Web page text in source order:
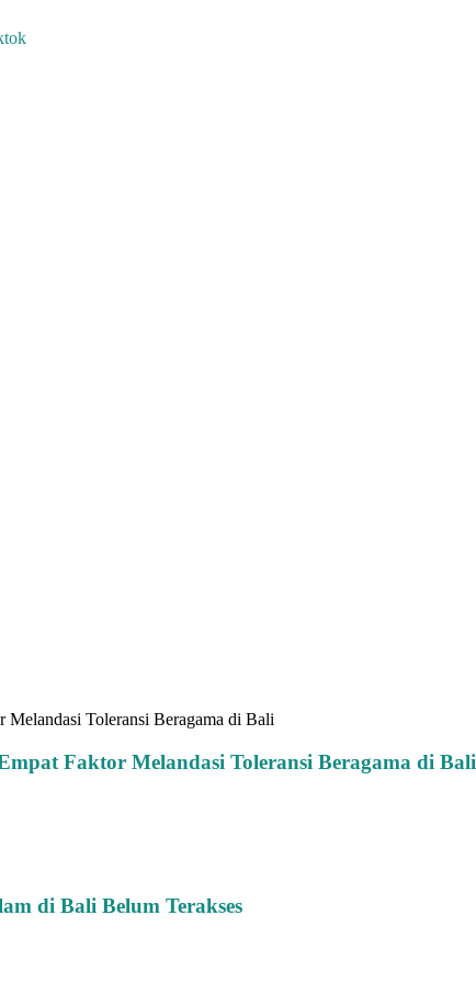
Toleransi Beragama di Bali
Faktor Melandasi Toleransi Beragama di Bali
di Bali Belum Terakses